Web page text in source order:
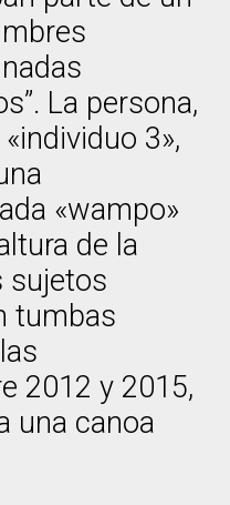
La persona,
3»,
«wampo»
de la
sujetos
tumbas
2012 y 2015,
una canoa